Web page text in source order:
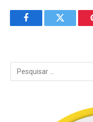
FacebookTwitter